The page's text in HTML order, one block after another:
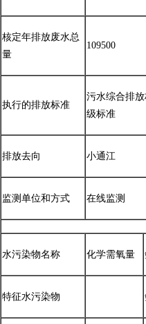
核定年排放废水总
量
109500
执行的排放标准
污水综合排放
级标准
排放去向 小通江
监测单位和方式 在线监测
水污染物名称 化学需氧量
特征水污染物